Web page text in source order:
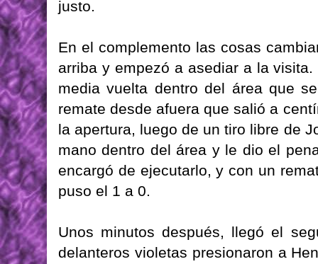
justo.
En el complemento las cosas
arriba y empezó a asediar a la
media vuelta dentro del área que
remate desde afuera que salió a
la apertura, luego de un tiro libre de
mano dentro del área y le dio el
encargó de ejecutarlo, y con un
puso el 1 a 0.
Unos minutos después, llegó el
delanteros violetas presionaron a